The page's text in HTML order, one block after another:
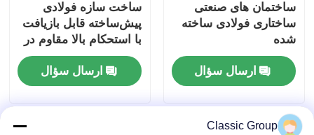
ساختمان های صنعتی
ساختاری فولادی ساخته
شده
ارسال سؤال
ساخت سازه فولادی
پیش‌ساخته قابل بازیافت
با استحکام بالا مقاوم در
برابر زلزله
ارسال سؤال
Classic Group